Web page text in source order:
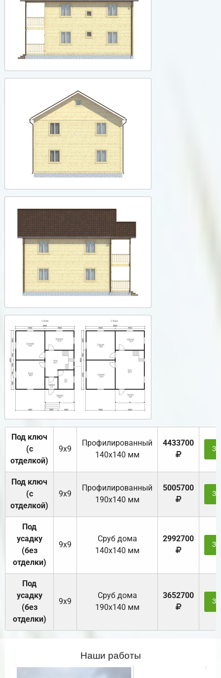
Под ключ
(с
отделкой)
9х9
Профилированный
140х140 мм
4433700
Под ключ
(с
отделкой)
9х9
Профилированный
190х140 мм
5005700
Под
усадку
(без
отделки)
9х9
Cруб дома
140х140 мм
2992700
Под
усадку
(без
отделки)
9х9
Cруб дома
190х140 мм
3652700
Наши работы